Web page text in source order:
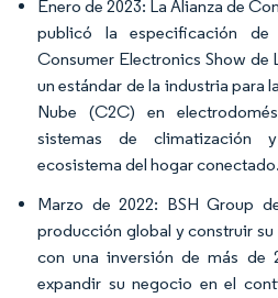
Enero de 2023: La Alianza de
publicó la especificación
Consumer Electronics Show de
un estándar de la industria para
Nube (C2C) en
sistemas de climatización
ecosistema del hogar conectado.
Marzo de 2022: BSH Group
producción global y construir
con una inversión de más de
expandir su negocio en el